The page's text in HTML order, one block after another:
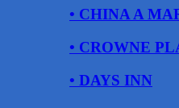
• CHINA A
• CROWNE
• DAYS INN